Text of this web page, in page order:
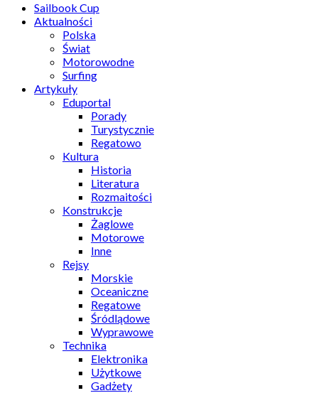
Sailbook Cup
Aktualności
Polska
Świat
Motorowodne
Surfing
Artykuły
Eduportal
Porady
Turystycznie
Regatowo
Kultura
Historia
Literatura
Rozmaitości
Konstrukcje
Żaglowe
Motorowe
Inne
Rejsy
Morskie
Oceaniczne
Regatowe
Śródlądowe
Wyprawowe
Technika
Elektronika
Użytkowe
Gadżety